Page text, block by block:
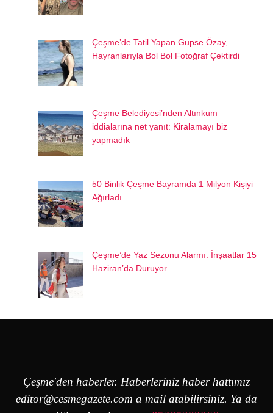
Çeşme’de Tatil Yapan Gupse Özay,
Hayranlarıyla Bol Bol Fotoğraf Çektirdi
Çeşme Belediyesi’nden Altınkum
iddialarına net yanıt: Kiralamayı biz
yapmadık
50 Binlik Çeşme Bayramda 1 Milyon Kişiyi
Ağırladı
Çeşme’de Yaz Sezonu Alarmı: İnşaatlar 15
Haziran’da Duruyor
Çeşme'den haberler. Haberleriniz haber hattımız
editor@cesmegazete.com a mail atabilirsiniz. Ya da